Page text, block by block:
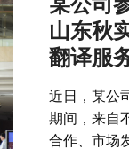
山东秋
翻译服
近日，某公
期间，来自
合作、市场